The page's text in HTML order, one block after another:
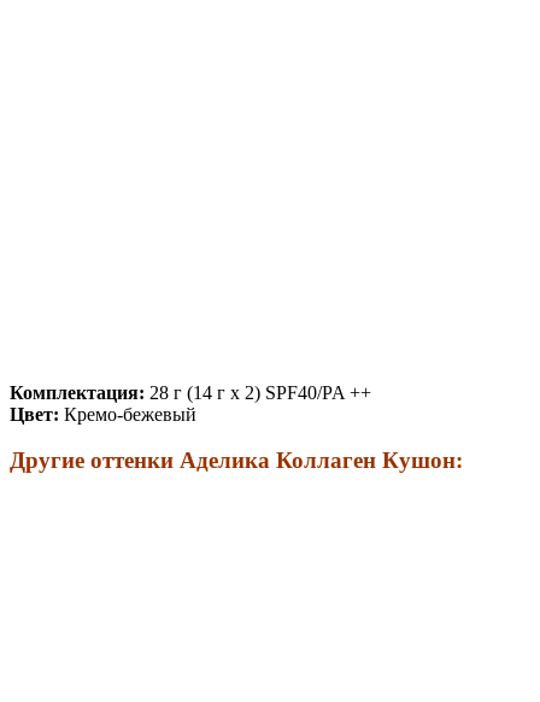
Комплектация: 28 г (14 г x 2) SPF40/PA ++
Цвет: Кремо-бежевый
Другие оттенки Аделика Коллаген Кушон: